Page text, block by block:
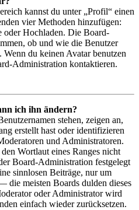
kannst du unter „Profil“ einen
vier Methoden hinzufügen:
oder Hochladen. Die Board-
ob und wie die Benutzer
Wenn du keinen Avatar benutzen
Administration kontaktieren.
ich ihn ändern?
stehen, zeigen an,
erstellt hast oder identifizieren
und Administratoren.
Wortlaut eines Ranges nicht
Board-Administration festgelegt
sinnlosen Beiträge, nur um
die meisten Boards dulden dieses
oder Administrator wird
einfach wieder zurücksetzen.